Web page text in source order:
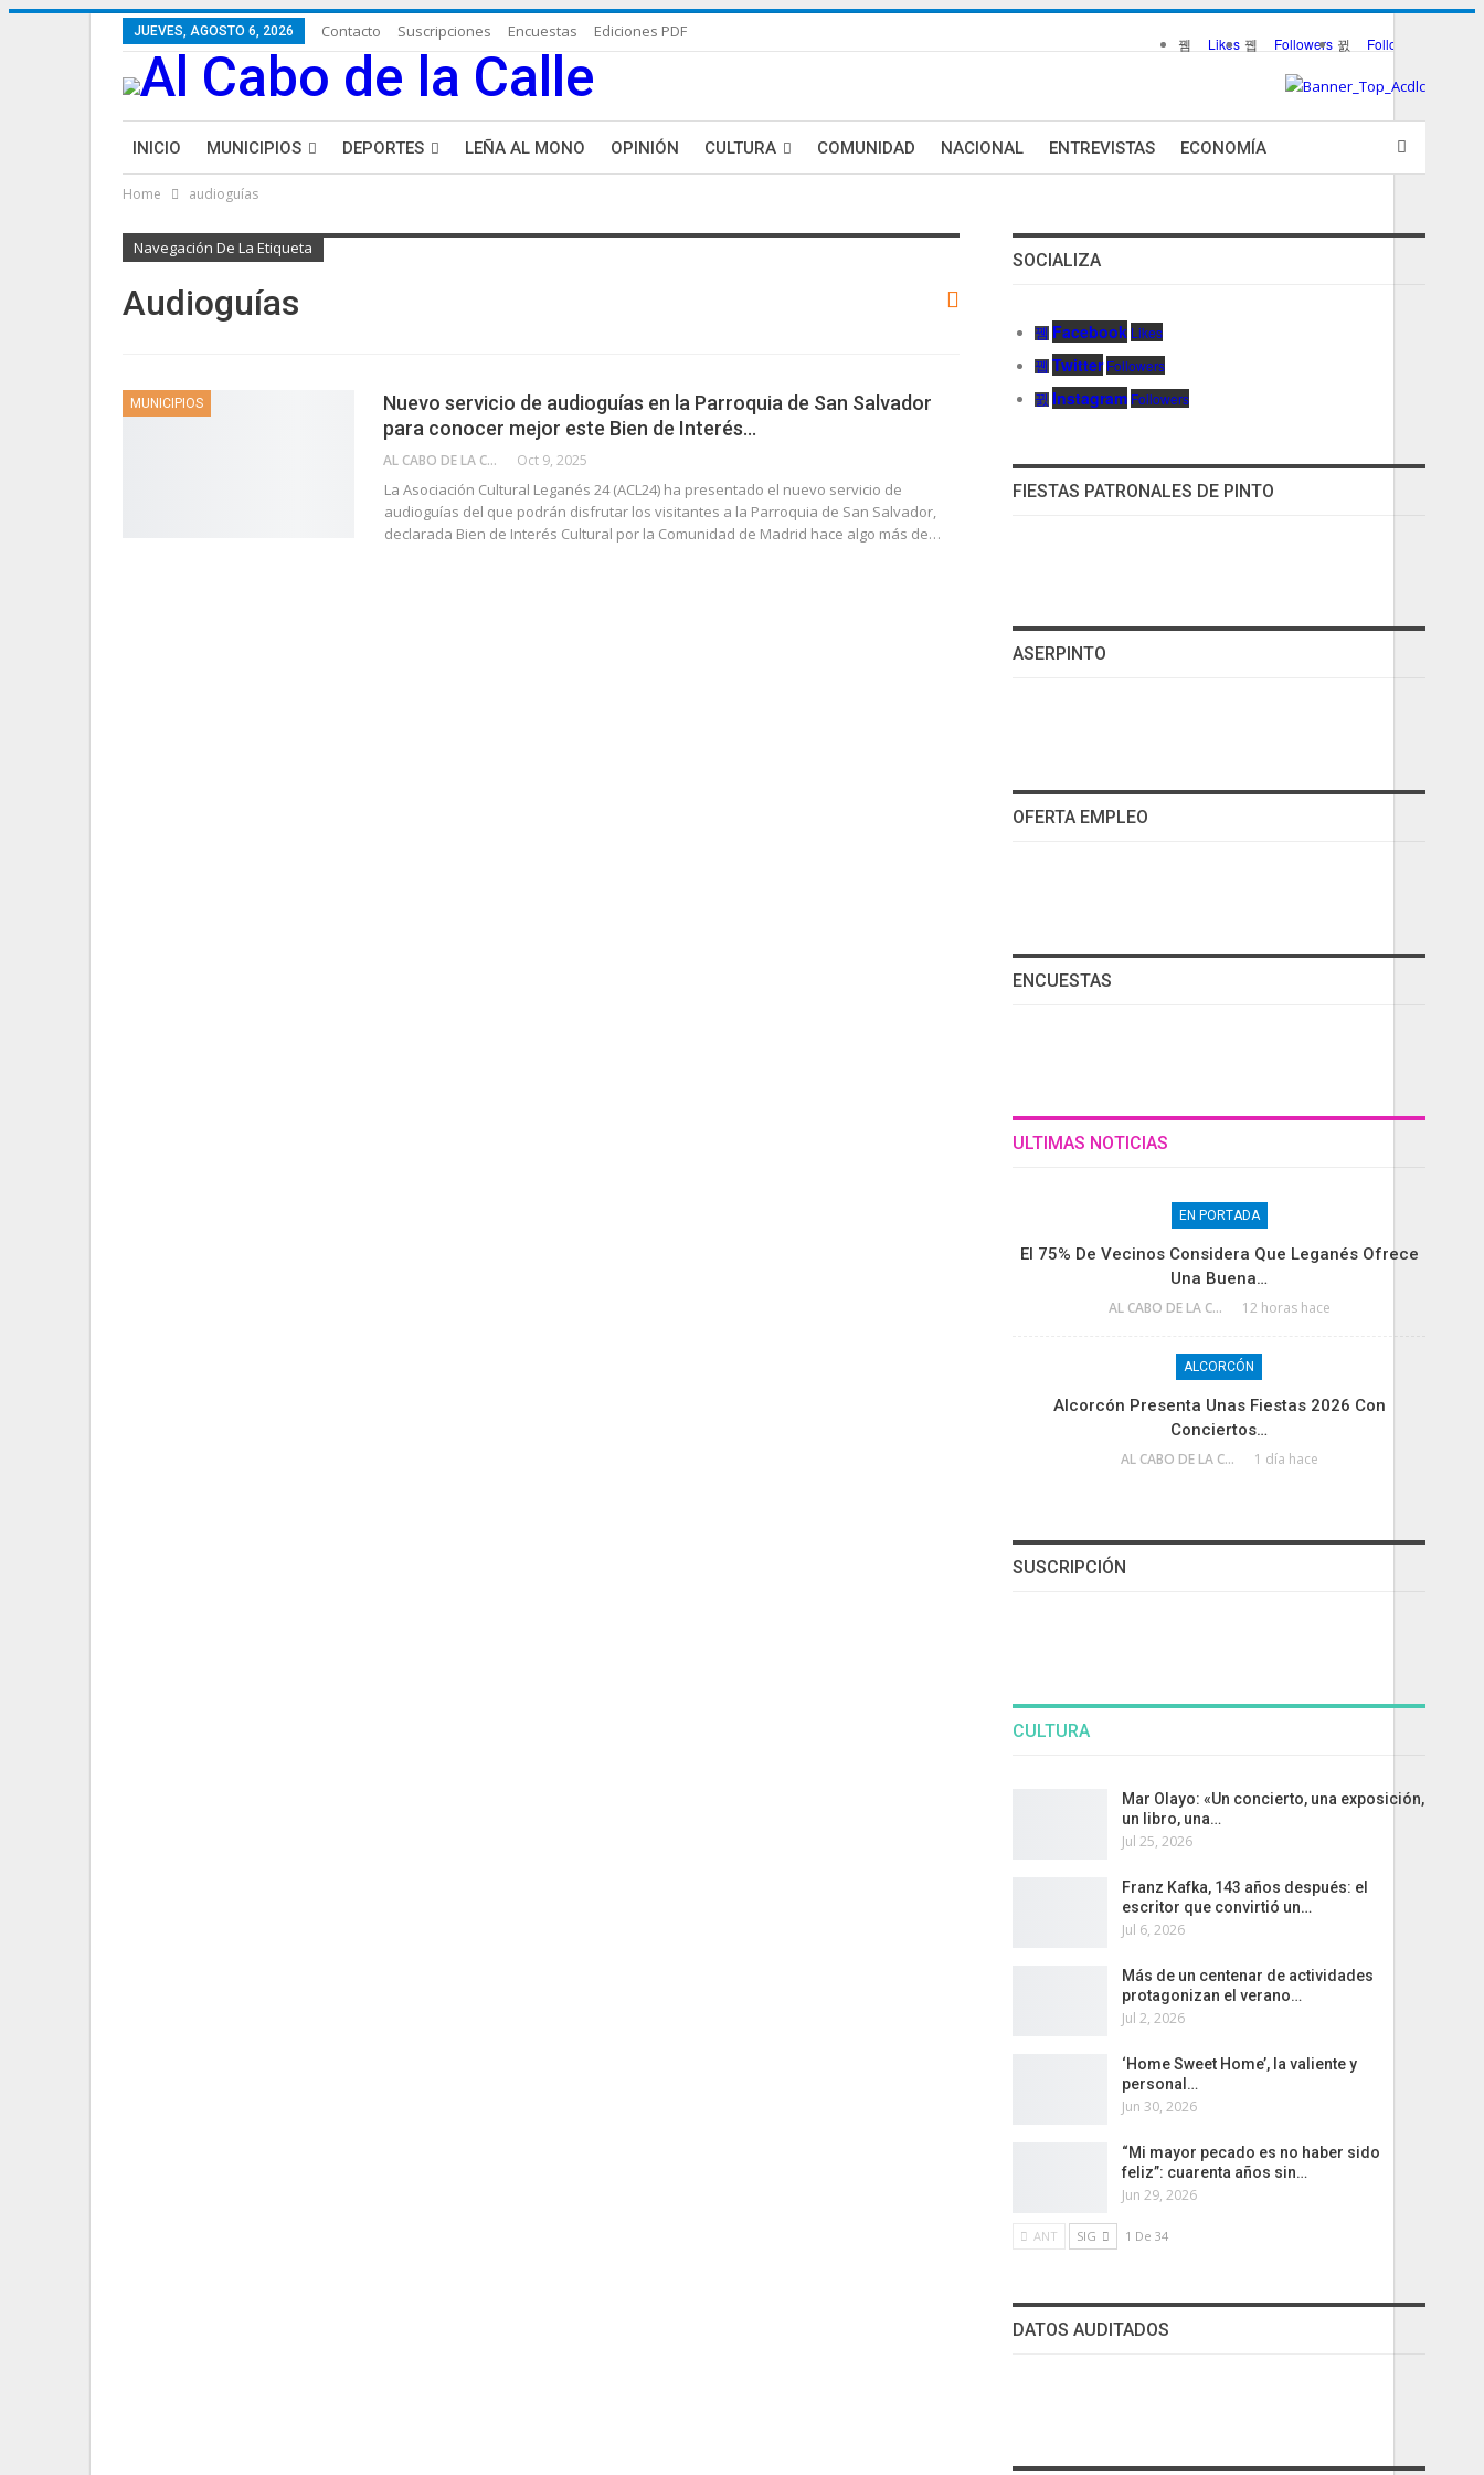
Likes Followers Followers
JUEVES, AGOSTO 6, 2026 Contacto Suscripciones Encuestas Ediciones PDF
INICIO MUNICIPIOS DEPORTES LEÑA AL MONO OPINIÓN CULTURA COMUNIDAD NACIONAL ENTREVISTAS ECONOMÍA
LIFESTYLE PURA FICCIÓN: LAS HISTORIAS DE BLANCA
Home audioguías
Navegación De La Etiqueta
Audioguías
MUNICIPIOS
Nuevo servicio de audioguías en la Parroquia de San Salvador
para conocer mejor este Bien de Interés…
AL CABO DE LA CALLE Oct 9, 2025
La Asociación Cultural Leganés 24 (ACL24) ha presentado el nuevo servicio de
audioguías del que podrán disfrutar los visitantes a la Parroquia de San Salvador,
declarada Bien de Interés Cultural por la Comunidad de Madrid hace algo más de…
SOCIALIZA
Facebook Likes
Twitter Followers
Instagram Followers
FIESTAS PATRONALES DE PINTO
ASERPINTO
OFERTA EMPLEO
ENCUESTAS
ULTIMAS NOTICIAS
EN PORTADA
El 75% De Vecinos Considera Que Leganés Ofrece
Una Buena…
AL CABO DE LA CALLE 12 horas hace
ALCORCÓN
Alcorcón Presenta Unas Fiestas 2026 Con
Conciertos…
AL CABO DE LA CALLE 1 día hace
SUSCRIPCIÓN
CULTURA
Mar Olayo: «Un concierto, una exposición,
un libro, una…
Jul 25, 2026
Franz Kafka, 143 años después: el
escritor que convirtió un…
Jul 6, 2026
Más de un centenar de actividades
protagonizan el verano…
Jul 2, 2026
‘Home Sweet Home’, la valiente y
personal…
Jun 30, 2026
“Mi mayor pecado es no haber sido
feliz”: cuarenta años sin…
Jun 29, 2026
ANT SIG 1 De 34
DATOS AUDITADOS